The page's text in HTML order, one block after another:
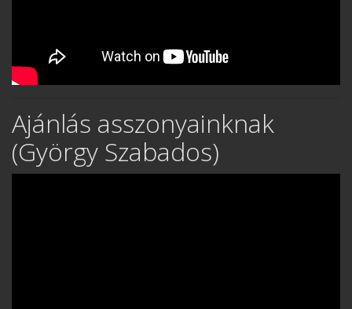
Ajánlás asszonyainknak
(György Szabados)